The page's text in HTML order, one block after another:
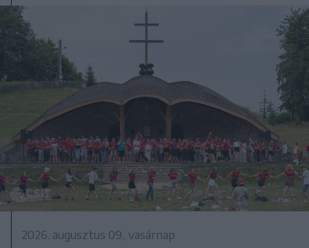
2026. augusztus 09., vasárnap